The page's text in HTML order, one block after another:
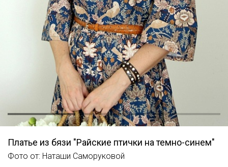
Платье из бязи "Райские птички на темно-синем"
Фото от: Наташи Саморуковой